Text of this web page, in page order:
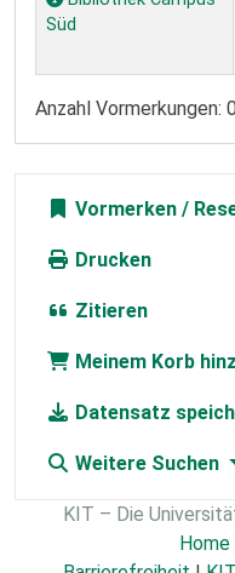
Süd
Anzahl Vormerkungen:
Vormerken
Drucken
Zitieren
Meinem Korb
Datensatz
Weitere Suchen
KIT – Die
Home